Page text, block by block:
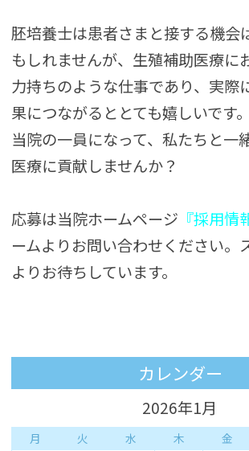
胚培養士は患者さまと接する機会
もしれませんが、生殖補助医療に
力持ちのような仕事であり、実際
果につながるととても嬉しいです。
当院の一員になって、私たちと一
医療に貢献しませんか？
応募は当院ホームページ 『採用情
ームよりお問い合わせください。
よりお待ちしています。
カレンダー
2026年1月
月 火 水 木 金